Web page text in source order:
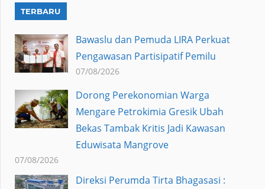
TERBARU
Bawaslu dan Pemuda LIRA Perkuat
Pengawasan Partisipatif Pemilu
07/08/2026
Dorong Perekonomian Warga
Mengare Petrokimia Gresik Ubah
Bekas Tambak Kritis Jadi Kawasan
Eduwisata Mangrove
07/08/2026
Direksi Perumda Tirta Bhagasasi :